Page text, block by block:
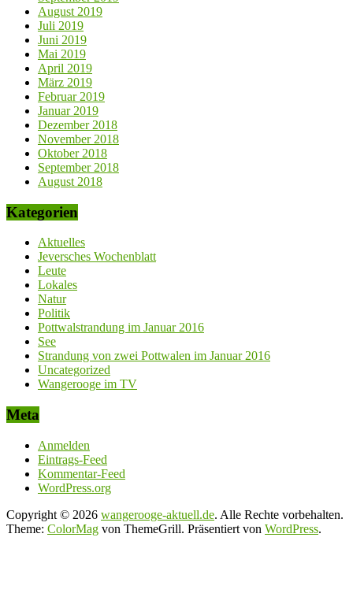
August 2019
Juli 2019
Juni 2019
Mai 2019
April 2019
März 2019
Februar 2019
Januar 2019
Dezember 2018
November 2018
Oktober 2018
September 2018
August 2018
Kategorien
Aktuelles
Jeversches Wochenblatt
Leute
Lokales
Natur
Politik
Pottwalstrandung im Januar 2016
See
Strandung von zwei Pottwalen im Januar 2016
Uncategorized
Wangerooge im TV
Meta
Anmelden
Eintrags-Feed
Kommentar-Feed
WordPress.org
Copyright © 2026 wangerooge-aktuell.de. Alle Rechte vorbehalten.
Theme: ColorMag von ThemeGrill. Präsentiert von WordPress.